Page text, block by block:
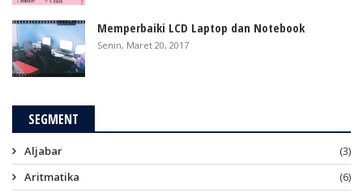
Memperbaiki LCD Laptop dan Notebook
Senin, Maret 20, 2017
SEGMENT
Aljabar
(3)
Aritmatika
(6)